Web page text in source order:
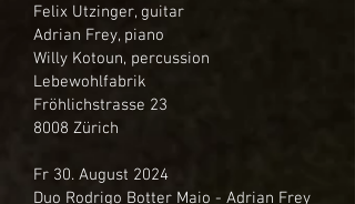
Felix Utzinger, guitar
Adrian Frey, piano
Willy Kotoun, percussion
Lebewohlfabrik
Fröhlichstrasse 23
8008 Zürich
Fr 30. August 2024
Duo Rodrigo Botter Maio - Adrian Frey